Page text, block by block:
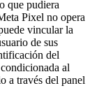
que pudiera
Pixel no opera
vincular la
de sus
del
al
a través del panel